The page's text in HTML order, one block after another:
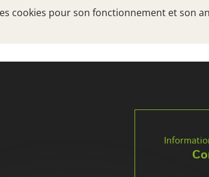
cookies pour son fonctionnement et son